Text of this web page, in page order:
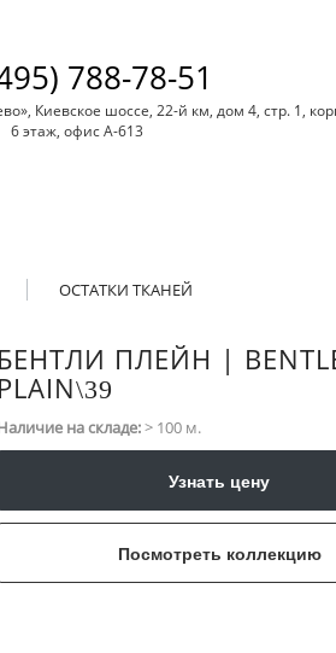
788-78-51
Киевское шоссе, 22-й км, дом 4, стр. 1,
6 этаж, офис А-613
ОСТАТКИ ТКАНЕЙ
БЕНТЛИ ПЛЕЙН |
PLAIN\​39
на складе:> 100 м.
Узнать цену
Посмотреть коллекцию